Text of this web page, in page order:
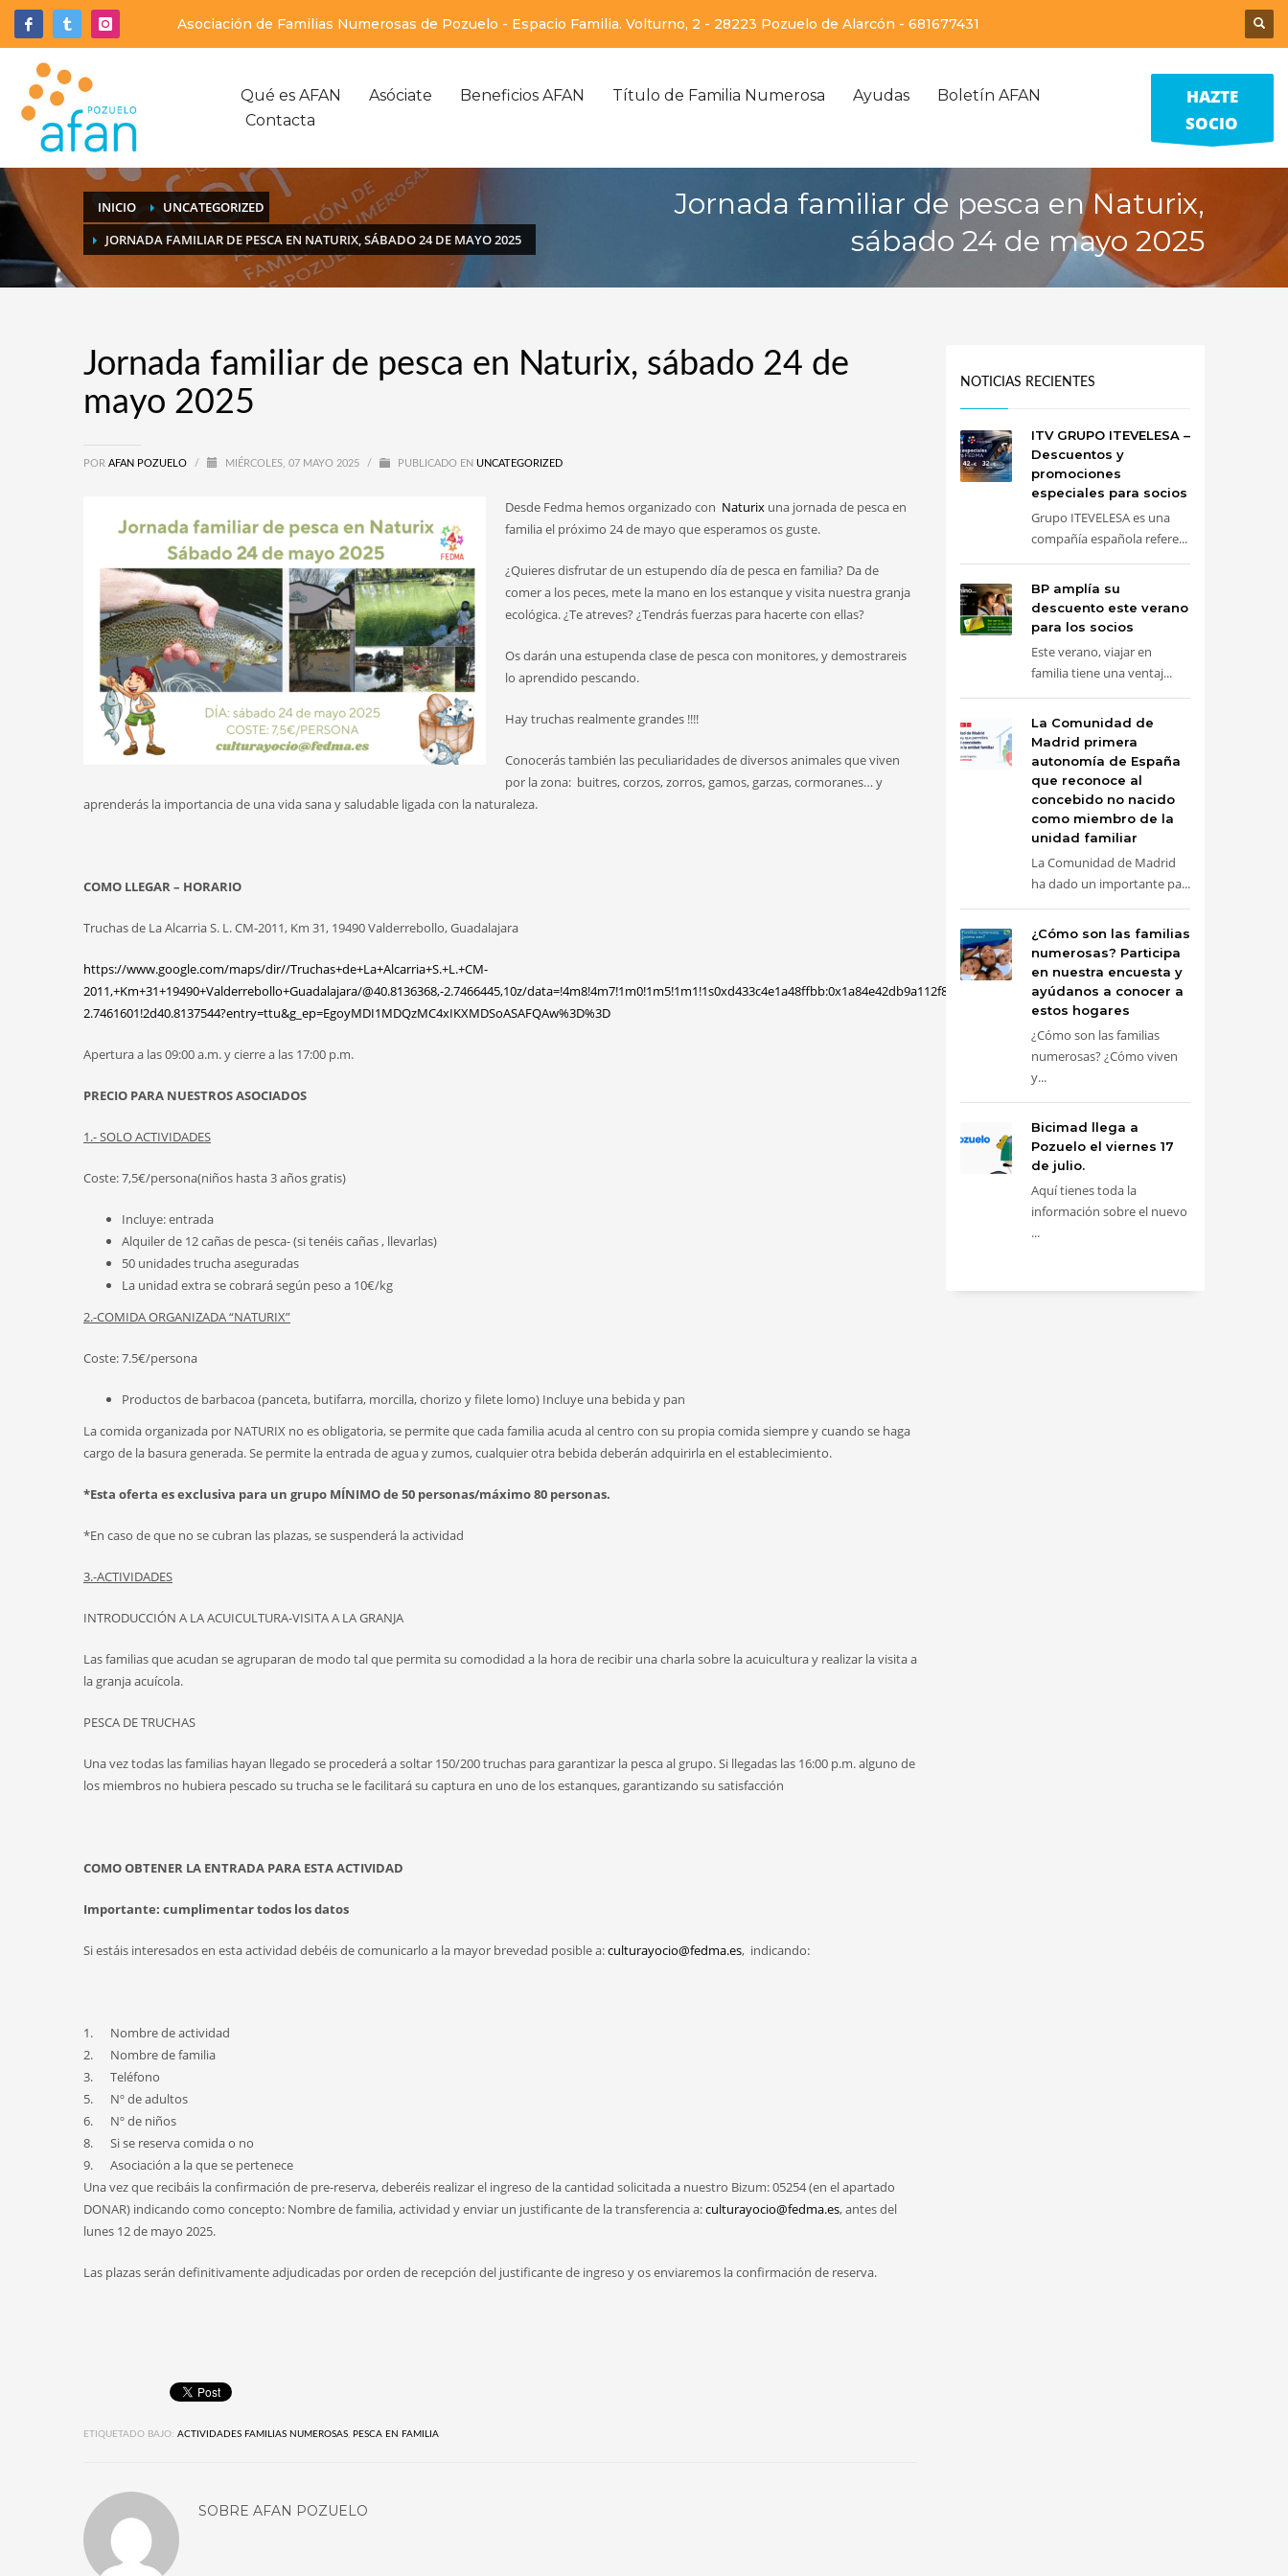
Asociación de Familias Numerosas de Pozuelo - Espacio Familia. Volturno, 2 - 28223 Pozuelo de Alarcón - 681677431
Qué es AFAN Asóciate Beneficios AFAN Título de Familia Numerosa Ayudas
Boletín AFAN
Contacta
HAZTE
SOCIO
INICIO
UNCATEGORIZED
JORNADA FAMILIAR DE PESCA EN NATURIX, SÁBADO 24 DE MAYO 2025
Jornada familiar de pesca en Naturix,
sábado 24 de mayo 2025
Jornada familiar de pesca en Naturix, sábado 24 de
mayo 2025
POR AFAN POZUELO / MIÉRCOLES, 07 MAYO 2025 / PUBLICADO EN UNCATEGORIZED
Desde Fedma hemos organizado con Naturix una jornada de pesca en
familia el próximo 24 de mayo que esperamos os guste.
¿Quieres disfrutar de un estupendo día de pesca en familia? Da de
comer a los peces, mete la mano en los estanque y visita nuestra granja
ecológica. ¿Te atreves? ¿Tendrás fuerzas para hacerte con ellas?
Os darán una estupenda clase de pesca con monitores, y demostrareis
lo aprendido pescando.
Hay truchas realmente grandes !!!!
Conocerás también las peculiaridades de diversos animales que viven
por la zona: buitres, corzos, zorros, gamos, garzas, cormoranes… y
aprenderás la importancia de una vida sana y saludable ligada con la naturaleza.
COMO LLEGAR – HORARIO
Truchas de La Alcarria S. L. CM-2011, Km 31, 19490 Valderrebollo, Guadalajara
https://www.google.com/maps/dir//Truchas+de+La+Alcarria+S.+L.+CM-
2011,+Km+31+19490+Valderrebollo+Guadalajara/@40.8136368,-2.7466445,10z/data=!4m8!4m7!1m0!1m5!1m1!1s0xd433c4e1a48ffbb:0x1a84e42db9a112f8!2m2!1d-
2.7461601!2d40.8137544?entry=ttu&g_ep=EgoyMDI1MDQzMC4xIKXMDSoASAFQAw%3D%3D
Apertura a las 09:00 a.m. y cierre a las 17:00 p.m.
PRECIO PARA NUESTROS ASOCIADOS
1.- SOLO ACTIVIDADES
Coste: 7,5€/persona(niños hasta 3 años gratis)
Incluye: entrada
Alquiler de 12 cañas de pesca- (si tenéis cañas , llevarlas)
50 unidades trucha aseguradas
La unidad extra se cobrará según peso a 10€/kg
2.-COMIDA ORGANIZADA “NATURIX”
Coste: 7.5€/persona
Productos de barbacoa (panceta, butifarra, morcilla, chorizo y filete lomo) Incluye una bebida y pan
La comida organizada por NATURIX no es obligatoria, se permite que cada familia acuda al centro con su propia comida siempre y cuando se haga
cargo de la basura generada. Se permite la entrada de agua y zumos, cualquier otra bebida deberán adquirirla en el establecimiento.
*Esta oferta es exclusiva para un grupo MÍNIMO de 50 personas/máximo 80 personas.
*En caso de que no se cubran las plazas, se suspenderá la actividad
3.-ACTIVIDADES
INTRODUCCIÓN A LA ACUICULTURA-VISITA A LA GRANJA
Las familias que acudan se agruparan de modo tal que permita su comodidad a la hora de recibir una charla sobre la acuicultura y realizar la visita a
la granja acuícola.
PESCA DE TRUCHAS
Una vez todas las familias hayan llegado se procederá a soltar 150/200 truchas para garantizar la pesca al grupo. Si llegadas las 16:00 p.m. alguno de
los miembros no hubiera pescado su trucha se le facilitará su captura en uno de los estanques, garantizando su satisfacción
COMO OBTENER LA ENTRADA PARA ESTA ACTIVIDAD
Importante: cumplimentar todos los datos
Si estáis interesados en esta actividad debéis de comunicarlo a la mayor brevedad posible a:culturayocio@fedma.es, indicando:
1. Nombre de actividad
2. Nombre de familia
3. Teléfono
5. Nº de adultos
6. Nº de niños
8. Si se reserva comida o no
9. Asociación a la que se pertenece
Una vez que recibáis la confirmación de pre-reserva, deberéis realizar el ingreso de la cantidad solicitada a nuestro Bizum: 05254 (en el apartado
DONAR) indicando como concepto: Nombre de familia, actividad y enviar un justificante de la transferencia a:culturayocio@fedma.es, antes del
lunes 12 de mayo 2025.
Las plazas serán definitivamente adjudicadas por orden de recepción del justificante de ingreso y os enviaremos la confirmación de reserva.
ETIQUETADO BAJO: ACTIVIDADES FAMILIAS NUMEROSAS, PESCA EN FAMILIA
SOBRE AFAN POZUELO
NOTICIAS RECIENTES
ITV GRUPO ITEVELESA –
Descuentos y
promociones
especiales para socios
Grupo ITEVELESA es una
compañía española refere...
BP amplía su
descuento este verano
para los socios
Este verano, viajar en
familia tiene una ventaj...
La Comunidad de
Madrid primera
autonomía de España
que reconoce al
concebido no nacido
como miembro de la
unidad familiar
La Comunidad de Madrid
ha dado un importante pa...
¿Cómo son las familias
numerosas? Participa
en nuestra encuesta y
ayúdanos a conocer a
estos hogares
¿Cómo son las familias
numerosas? ¿Cómo viven
y...
Bicimad llega a
Pozuelo el viernes 17
de julio.
Aquí tienes toda la
información sobre el nuevo
...